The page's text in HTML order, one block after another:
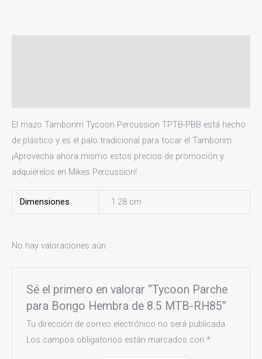
El mazo Tamborim Tycoon Percussion TPTB-PBB está hecho
de plástico y es el palo tradicional para tocar el Tamborim.
¡Aprovecha ahora mismo estos precios de promoción y
adquiérelos en Mikes Percussion!
Dimensiones 1.28 cm
No hay valoraciones aún.
Sé el primero en valorar “Tycoon Parche
para Bongo Hembra de 8.5 MTB-RH85”
Tu dirección de correo electrónico no será publicada.
Los campos obligatorios están marcados con*